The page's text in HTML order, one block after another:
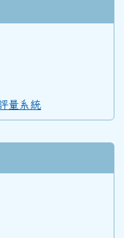
量系統